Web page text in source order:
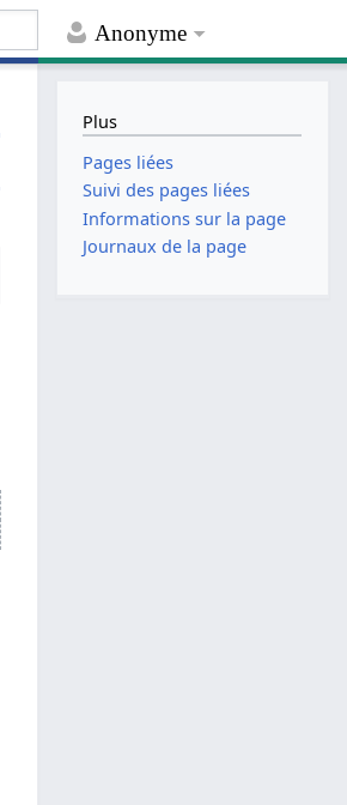
Anonyme
Plus
Pages liées
Suivi des pages liées
Informations sur la page
Journaux de la page